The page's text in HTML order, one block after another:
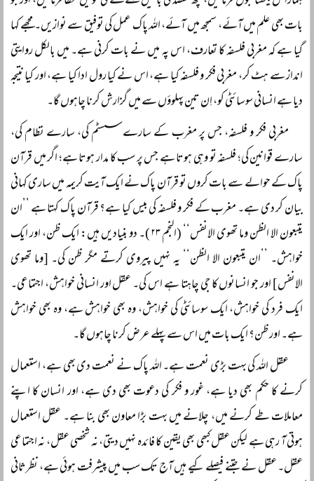
بات بھی علم میں آئے، سمجھ میں آئے، اللہ پاک عمل کی توفیق سے نوازیں۔ مجھے کہا
گیا ہے کہ مغربی فلسفہ کا تعارف، اس پہ میں نے بات کرنی ہے۔ میں بالکل روایتی
انداز سے ہٹ کر، مغربی فکر و فلسفہ کیا ہے، اس نے کیا رول ادا کیا ہے، اور کیا نتیجہ
دیا ہے انسانی سوسائٹی کو، اِن تین پہلوؤں سے میں گزارش کرنا چاہوں گا۔
مغربی فکر و فلسفہ، جس پر مغرب کے سارے سسٹم کی، سارے نظام کی،
سارے قوانین کی؛ فلسفہ تو وہی ہوتا ہے جس پر سب کا مدار ہوتا ہے؛ اگر میں قرآن
پاک کے حوالے سے بات کروں تو قرآن پاک نے ایک آیت کریمہ میں ساری کہانی
بیان کر دی ہے۔ مغرب کے فکر و فلسفہ کی بیس کیا ہے؟ قرآن پاک کہتا ہے ’’ان
یتبعون الا الظن وما تھوی الانفس‘‘ (النجم ۲۳)۔ دو بنیادیں ہیں: ایک ظن، اور ایک
خواہش۔ ’’ان یتبعون الا الظن‘‘ یہ نہیں پیروی کرتے مگر ظن کی۔ [وما تھوی
الانفس] اور جو انسانوں کا جی چاہتا ہے اس کی۔ عقل اور انسانی خواہش، اجتماعی۔
ایک فرد کی خواہش، ایک سوسائٹی کی خواہش، وہ بھی خواہش ہے، وہ بھی خواہش
ہے۔ اور ظن؟ ایک بات میں اس سے پہلے عرض کرنا چاہوں گا۔
عقل اللہ کی بہت بڑی نعمت ہے۔ اللہ پاک نے نعمت دی بھی ہے، استعمال
کرنے کا حکم بھی دیا ہے، غور و فکر کی دعوت بھی دی ہے، اور انسان کا اپنے
معاملات طے کرنے میں، چلانے میں بہت بڑا معاون بھی بنا ہے۔ عقل استعمال
ہوتی آ رہی ہے لیکن عقل کبھی بھی یقین کا فائدہ نہیں دیتی، نہ شخصی عقل، نہ اجتماعی
عقل۔ عقل نے جتنے فیصلے کیے ہیں آج تک سب میں پیشرفت ہوئی ہے، نظرثانی